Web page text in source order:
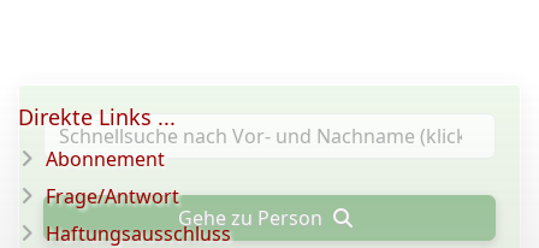
Gehe zu Person
Direkte Links ...
Abonnement
Frage/Antwort
Haftungsausschluss